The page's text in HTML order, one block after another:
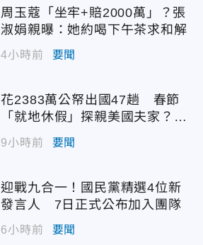
周玉蔻「坐牢+賠2000萬」？張
淑娟親曝：她約喝下午茶求和解
4小時前 要聞
花2383萬公帑出國47趟 春節
「就地休假」探親美國夫家？徐
佳青回應了
9小時前 要聞
迎戰九合一！國民黨精選4位新
發言人 7日正式公布加入團隊
6小時前 要聞